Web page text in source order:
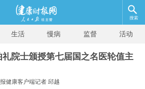
搜索
生活 慢病 监督 活动
院士颁授第七届国之名医轮值主
健康客户端记者 邱越